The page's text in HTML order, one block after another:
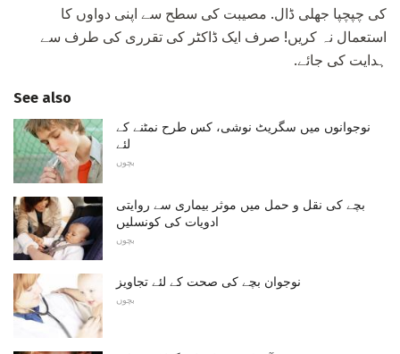
کی چپچپا جھلی ڈال. مصیبت کی سطح سے اپنی دواوں کا
استعمال نہ کریں! صرف ایک ڈاکٹر کی تقرری کی طرف سے
ہدایت کی جائے.
See also
نوجوانوں میں سگریٹ نوشی، کس طرح نمٹنے کے
لئے
بچوں
بچے کی نقل و حمل میں موثر بیماری سے روایتی
ادویات کی کونسلیں
بچوں
نوجوان بچے کی صحت کے لئے تجاویز
بچوں